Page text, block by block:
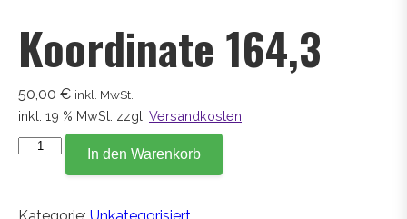
Koordinate 164,3
50,00 € inkl. MwSt.
inkl. 19 % MwSt. zzgl. Versandkosten
Koordinate
In den Warenkorb